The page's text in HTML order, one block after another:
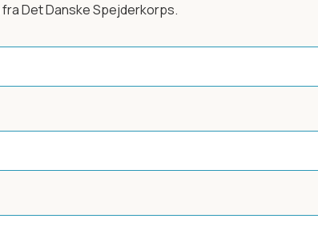
fra Det Danske Spejderkorps.